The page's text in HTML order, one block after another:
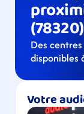
(78320)
Des
disponibles
Votre